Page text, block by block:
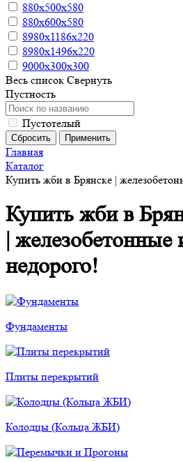
880х500х580
880х600х580
8980х1186х220
8980х1496х220
9000х300х300
Весь список Свернуть
Пустность
Пустотелый
Главная
Каталог
Купить жби в Брянске |
Купить жби в
| железобетонные
недорого!
Фундаменты
Плиты перекрытий
Колодцы (Кольца ЖБИ)